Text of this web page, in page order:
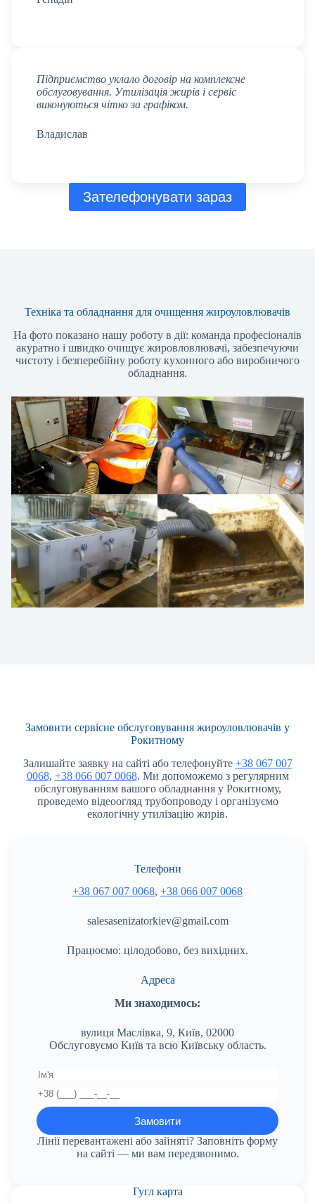
Підприємство уклало договір на комплексне
обслуговування. Утилізація жирів і сервіс
виконуються чітко за графіком.
Владислав
Зателефонувати зараз
Техніка та обладнання для очищення жироуловлювачів
На фото показано нашу роботу в дії: команда професіоналів
акуратно і швидко очищує жировловлювачі, забезпечуючи
чистоту і безперебійну роботу кухонного або виробничого
обладнання.
Замовити сервісне обслуговування жироуловлювачів у
Рокитному
Залишайте заявку на сайті або телефонуйте +38 067 007
0068, +38 066 007 0068. Ми допоможемо з регулярним
обслуговуванням вашого обладнання у Рокитному,
проведемо відеоогляд трубопроводу і організуємо
екологічну утилізацію жирів.
Телефони
+38 067 007 0068, +38 066 007 0068
salesasenizatorkiev@gmail.com
Працюємо: цілодобово, без вихідних.
Адреса
Ми знаходимось:
вулиця Маслівка, 9, Київ, 02000
Обслуговуємо Київ та всю Київську область.
Лінії перевантажені або зайняті? Заповніть форму
на сайті — ми вам передзвонимо.
Гугл карта